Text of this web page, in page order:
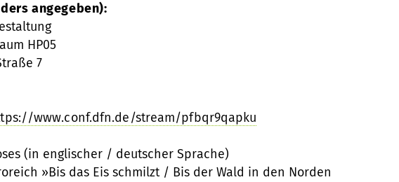
angegeben):
HP05
7
www.conf.dfn.de/stream/pfbqr9qapku
(in englischer / deutscher Sprache)
»Bis das Eis schmilzt / Bis der Wald in den Norden